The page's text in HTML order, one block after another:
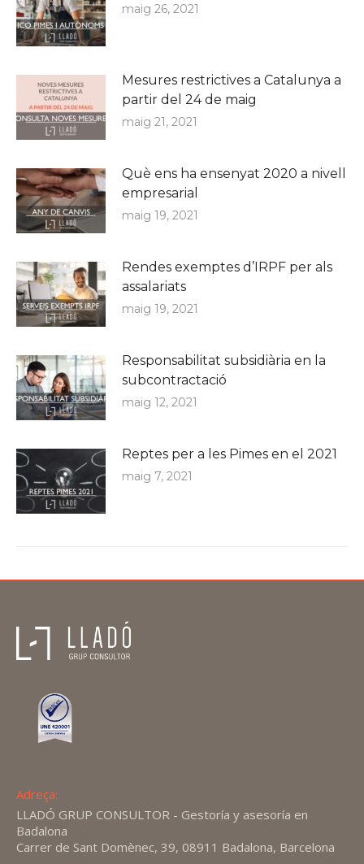
maig 26, 2021
Mesures restrictives a Catalunya a
partir del 24 de maig
maig 21, 2021
Què ens ha ensenyat 2020 a nivell
empresarial
maig 19, 2021
Rendes exemptes d’IRPF per als
assalariats
maig 19, 2021
Responsabilitat subsidiària en la
subcontractació
maig 12, 2021
Reptes per a les Pimes en el 2021
maig 7, 2021
Adreça:
LLADÓ GRUP CONSULTOR - Gestoría y asesoría en
Badalona
Carrer de Sant Domènec, 39, 08911 Badalona, Barcelona